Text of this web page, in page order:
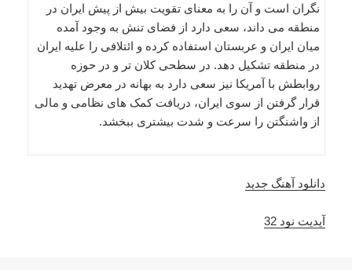
نگران است و آن را به معنای تقویت بیش از پیش ایران در
منطقه می داند، سعی دارد از فضای تنش به وجود آمده
میان ایران و عربستان استفاده کرده و ائتلافی را علیه ایران
در منطقه تشکیل دهد. در سطحی کلان تر و در حوزه
روابطش با آمریکا نیز سعی دارد به بهانه در معرض تهدید
قرار گرفتن از سوی ایران، دریافت کمک های نظامی و مالی
از واشنگتن را سرعت و شدت بیشتری ببخشد.
دانلود آهنگ جدید
آپدیت نود 32